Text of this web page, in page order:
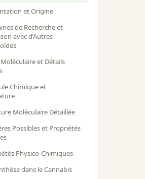
et Origine
de Recherche et
avec d’Autres
et Détails
Chimique et
Moléculaire Détaillée
Possibles et Propriétés
Physico‑Chimiques
dans le Cannabis